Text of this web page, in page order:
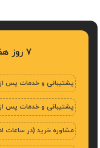
7 روز هفته پاسخگوی شما هستیم
پشتیبانی و خدمات پس
پشتیبانی و خدمات پس
مشاوره خرید (در ساعات